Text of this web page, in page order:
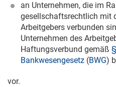
an Unternehmen, die im
gesellschaftsrechtlich mit
Arbeitgebers verbunden
Unternehmen des
Haftungsverbund gemäß
Bankwesengesetz (BWG)
vor.